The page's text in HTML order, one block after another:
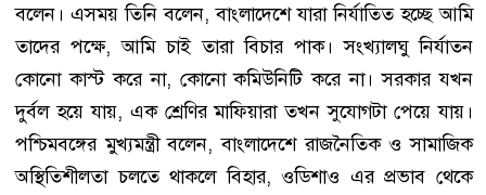
বলেন। এসময় তিনি বলেন, বাংলাদেশে যারা নির্যাতিত হচ্ছে আমি
তাদের পক্ষে, আমি চাই তারা বিচার পাক। সংখ্যালঘু নির্যাতন
কোনো কাস্ট করে না, কোনো কমিউনিটি করে না। সরকার যখন
দুর্বল হয়ে যায়, এক শ্রেণির মাফিয়ারা তখন সুযোগটা পেয়ে যায়।
পশ্চিমবঙ্গের মুখ্যমন্ত্রী বলেন, বাংলাদেশে রাজনৈতিক ও সামাজিক
অস্থিতিশীলতা চলতে থাকলে বিহার, ওডিশাও এর প্রভাব থেকে